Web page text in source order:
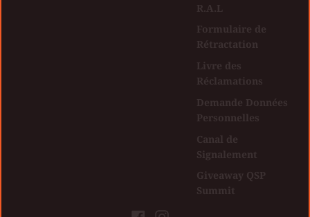
R.A.L
Formulaire de
Rétractation
Livre des
Réclamations
Demande Données
Personnelles
Canal de
Signalement
Giveaway QSP
Summit